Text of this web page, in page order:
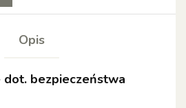
Opis
dot. bezpieczeństwa